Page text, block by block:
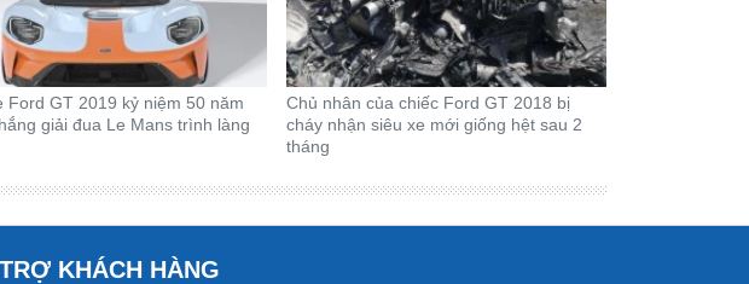
Ford GT 2019 kỷ niệm 50 năm
giải đua Le Mans trình làng
Chủ nhân của chiếc Ford GT 2018 bị
cháy nhận siêu xe mới giống hệt sau 2
tháng
KHÁCH HÀNG